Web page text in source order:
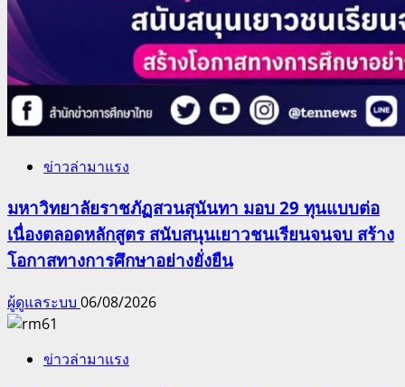
ข่าวล่ามาแรง
มหาวิทยาลัยราชภัฏสวนสุนันทา มอบ 29 ทุนแบบต่อ
เนื่องตลอดหลักสูตร สนับสนุนเยาวชนเรียนจนจบ สร้าง
โอกาสทางการศึกษาอย่างยั่งยืน
ผู้ดูแลระบบ 06/08/2026
ข่าวล่ามาแรง